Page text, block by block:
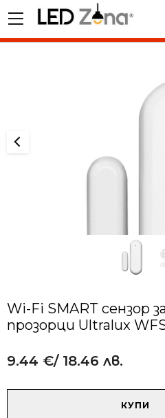
Wi-Fi SMART сензор
прозорци Ultralux
9.44 €/ 18.46 лв.
КУПИ